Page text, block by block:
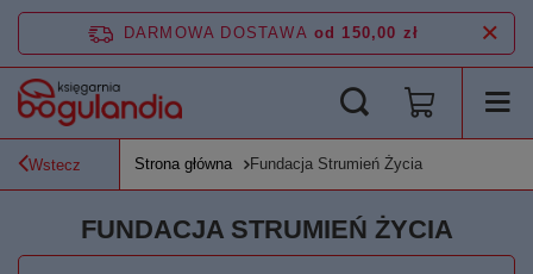
DARMOWA DOSTAWA od 150,00 zł
Wstecz Strona główna Fundacja Strumień Życia
FUNDACJA STRUMIEŃ ŻYCIA